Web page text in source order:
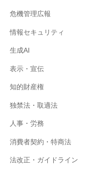
危機管理広報
情報セキュリティ
生成AI
表示・宣伝
知的財産権
独禁法・取適法
人事・労務
消費者契約・特商法
法改正・ガイドライン